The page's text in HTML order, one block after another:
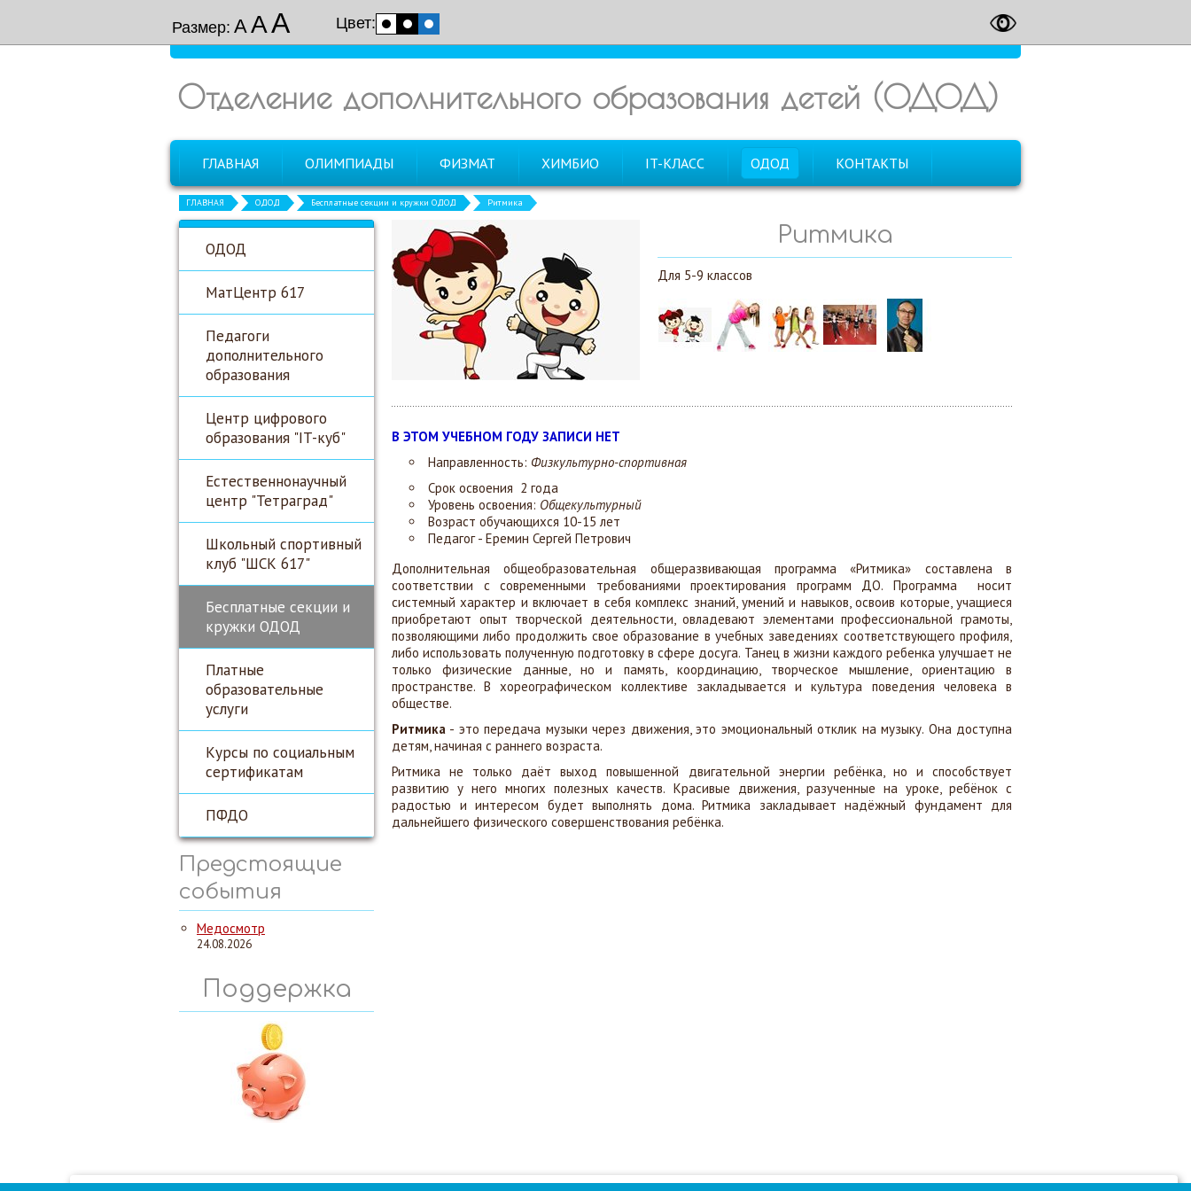
Размер: ААА Цвет:
Отделение дополнительного образования детей (ОДОД)
ГЛАВНАЯ ОЛИМПИАДЫ ФИЗМАТ ХИМБИО IT-КЛАСС ОДОД КОНТАКТЫ
ГЛАВНАЯ ОДОД Бесплатные секции и кружки ОДОД Ритмика
ОДОД
МатЦентр 617
Педагоги
дополнительного
образования
Центр цифрового
образования "IT-куб"
Естественнонаучный
центр "Тетраград"
Школьный спортивный
клуб "ШСК 617"
Бесплатные секции и
кружки ОДОД
Платные
образовательные
услуги
Курсы по социальным
сертификатам
ПФДО
Предстоящие
события
Медосмотр
24.08.2026
Поддержка
Ритмика
Для 5-9 классов
В ЭТОМ УЧЕБНОМ ГОДУ ЗАПИСИ НЕТ
Направленность: Физкультурно-спортивная
Срок освоения 2 года
Уровень освоения: Общекультурный
Возраст обучающихся 10-15 лет
Педагог - Еремин Сергей Петрович
Дополнительная общеобразовательная общеразвивающая программа «Ритмика» составлена в
соответствии с современными требованиями проектирования программ ДО. Программа носит
системный характер и включает в себя комплекс знаний, умений и навыков, освоив которые, учащиеся
приобретают опыт творческой деятельности, овладевают элементами профессиональной грамоты,
позволяющими либо продолжить свое образование в учебных заведениях соответствующего профиля,
либо использовать полученную подготовку в сфере досуга. Танец в жизни каждого ребенка улучшает не
только физические данные, но и память, координацию, творческое мышление, ориентацию в
пространстве. В хореографическом коллективе закладывается и культура поведения человека в
обществе.
Ритмика - это передача музыки через движения, это эмоциональный отклик на музыку. Она доступна
детям, начиная с раннего возраста.
Ритмика не только даёт выход повышенной двигательной энергии ребёнка, но и способствует
развитию у него многих полезных качеств. Красивые движения, разученные на уроке, ребёнок с
радостью и интересом будет выполнять дома. Ритмика закладывает надёжный фундамент для
дальнейшего физического совершенствования ребёнка.